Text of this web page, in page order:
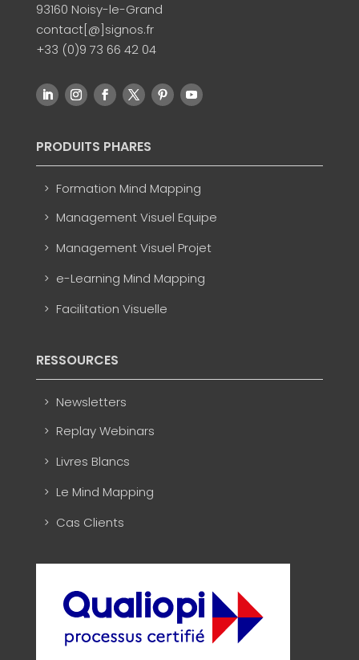
93160 Noisy-le-Grand
contact[@]signos.fr
+33 (0)9 73 66 42 04
PRODUITS PHARES
Formation Mind Mapping
Management Visuel Equipe
Management Visuel Projet
e-Learning Mind Mapping
Facilitation Visuelle
RESSOURCES
Newsletters
Replay Webinars
Livres Blancs
Le Mind Mapping
Cas Clients